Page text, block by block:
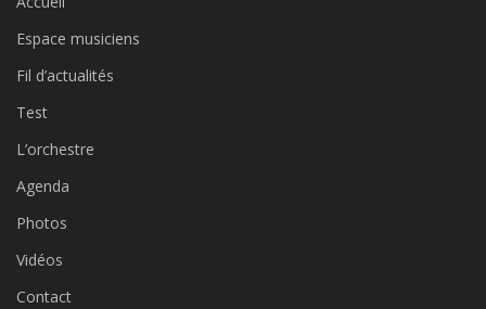
Espace musiciens
Fil d’actualités
Test
L’orchestre
Agenda
Photos
Vidéos
Contact